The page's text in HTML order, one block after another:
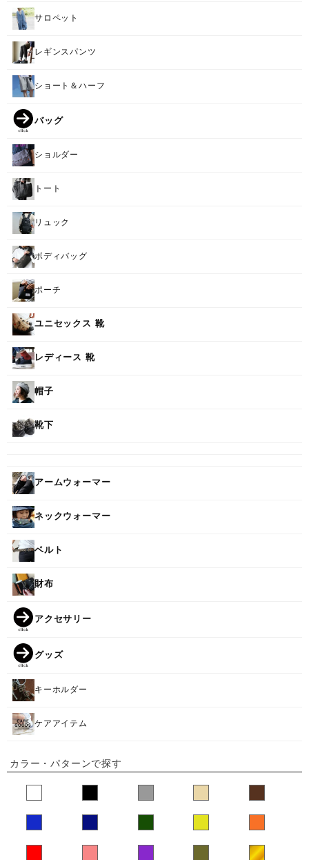
サロペット
レギンスパンツ
ショート＆ハーフ
バッグ
ショルダー
トート
リュック
ボディバッグ
ポーチ
ユニセックス 靴
レディース 靴
帽子
靴下
アームウォーマー
ネックウォーマー
ベルト
財布
アクセサリー
グッズ
キーホルダー
ケアアイテム
カラー・パターンで探す